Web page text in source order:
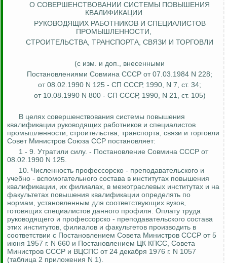
О СОВЕРШЕНСТВОВАНИИ СИСТЕМЫ ПОВЫШЕНИЯ
КВАЛИФИКАЦИИ
РУКОВОДЯЩИХ РАБОТНИКОВ И СПЕЦИАЛИСТОВ
ПРОМЫШЛЕННОСТИ,
СТРОИТЕЛЬСТВА, ТРАНСПОРТА, СВЯЗИ И ТОРГОВЛИ
(с изм. и доп., внесенными
Постановлениями Совмина СССР от 07.03.1984 N 228;
от 08.02.1990 N 125 - СП СССР, 1990, N 7, ст. 34;
от 10.08.1990 N 800 - СП СССР, 1990, N 21, ст. 105)
В целях совершенствования системы повышения
квалификации руководящих работников и специалистов
промышленности, строительства, транспорта, связи и торговли
Совет Министров Союза ССР постановляет:
1 - 9. Утратили силу. - Постановление Совмина СССР от
08.02.1990 N 125.
10. Численность профессорско - преподавательского и
учебно - вспомогательного состава в институтах повышения
квалификации, их филиалах, в межотраслевых институтах и на
факультетах повышения квалификации определять по
нормам, установленным для соответствующих вузов,
готовящих специалистов данного профиля. Оплату труда
руководящего и профессорско - преподавательского состава
этих институтов, филиалов и факультетов производить в
соответствии с Постановлением Совета Министров СССР от 5
июня 1957 г. N 660 и Постановлением ЦК КПСС, Совета
Министров СССР и ВЦСПС от 24 декабря 1976 г. N 1057
(таблица 2 приложения N 1).